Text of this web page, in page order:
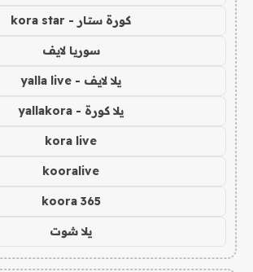
كورة ستار - kora star
سوريا لايف
يلا لايف - yalla live
يلا كورة - yallakora
kora live
kooralive
koora 365
يلا شوت